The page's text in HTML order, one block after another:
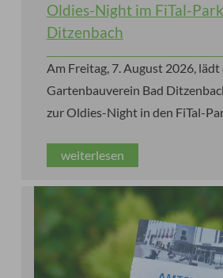
Oldies-Night im FiTal-
Ditzenbach
Am Freitag, 7. August 2026,
Gartenbauverein Bad
zur Oldies-Night in den FiTal-
Sommerabend mit den größten
„Pink Panther“ und einem
leckeren Speisen und kühlen
weiterlesen